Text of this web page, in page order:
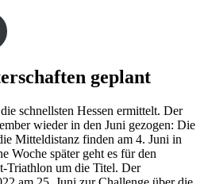
geplant
schnellsten Hessen ermittelt. Der
wieder in den Juni gezogen: Die
Mitteldistanz finden am 4. Juni in
Woche später geht es für den
Triathlon um die Titel. Der